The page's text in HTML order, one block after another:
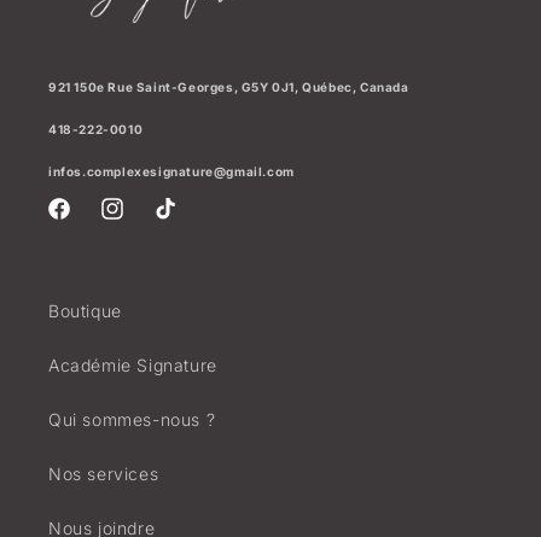
921 150e Rue Saint-Georges, G5Y 0J1, Québec, Canada
418-222-0010
infos.complexesignature@gmail.com
FacebookInstagramTikTok
Boutique
Académie Signature
Qui sommes-nous ?
Nos services
Nous joindre